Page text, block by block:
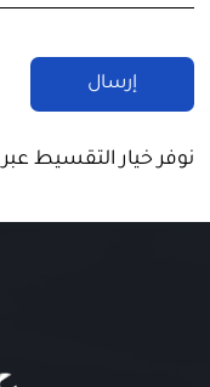
نوفر خيار التقسيط